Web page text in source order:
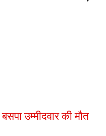
उम्मीदवार की मौत